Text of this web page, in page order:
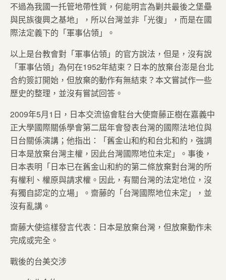
不過為我國一托管地帶性質，何能明言為剿共最後之堡壘
與民族復興之基地」，所以台灣並非「光復」，而是在國
際法定義下的「軍事佔領」。
以上是台教會對「軍事佔領」的官方說法，但是，沒有說
「軍事佔領」為何在1952年結束？日本的放棄台澎是台北
合約簽訂開始，但放棄的動作有無結束？本文嘗試作一些
歷史的整理，並沒有嘗試回答。
2009年5月1日，日本交流協會駐台大使齋藤正樹在嘉義中
正大學國際關係學會第二屆年會發表台灣的國際法地位與
日台關係演講；他指出：「舊金山和約和台北和約，強調
日本是放棄台灣主權，因此台灣國際地位未定」。事後，
日本表明「日本已在舊金山和約的第二條放棄對台灣的所
有權利、權原與請求權。因此，有關台灣的法定地位，沒
有獨自認定的立場」。齋藤的「台灣國際地位未定」，並
沒有亂講。
齋藤大使這樣發言代表：日本是放棄台灣，但放棄動作未
完成或完全。
戰後的台美交涉